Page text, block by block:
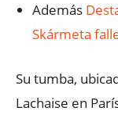
Además
Skármeta
Su tumba,
Lachaise en